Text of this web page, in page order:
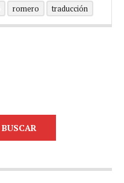
romero traducción